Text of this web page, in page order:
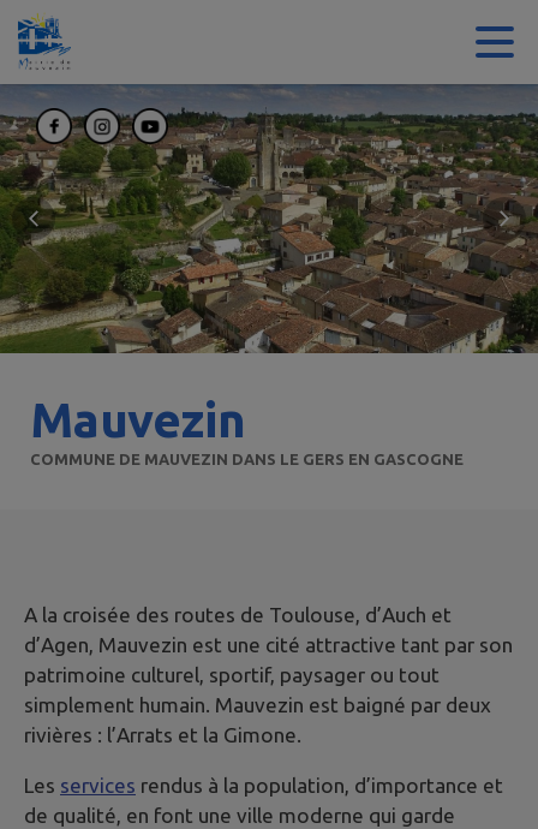
Contenu
Mauvezin
COMMUNE DE MAUVEZIN DANS LE GERS EN GASCOGNE
A la croisée des routes de Toulouse, d’Auch et
d’Agen, Mauvezin est une cité attractive tant par son
patrimoine culturel, sportif, paysager ou tout
simplement humain. Mauvezin est baigné par deux
rivières : l’Arrats et la Gimone.
Les services rendus à la population, d’importance et
de qualité, en font une ville moderne qui garde